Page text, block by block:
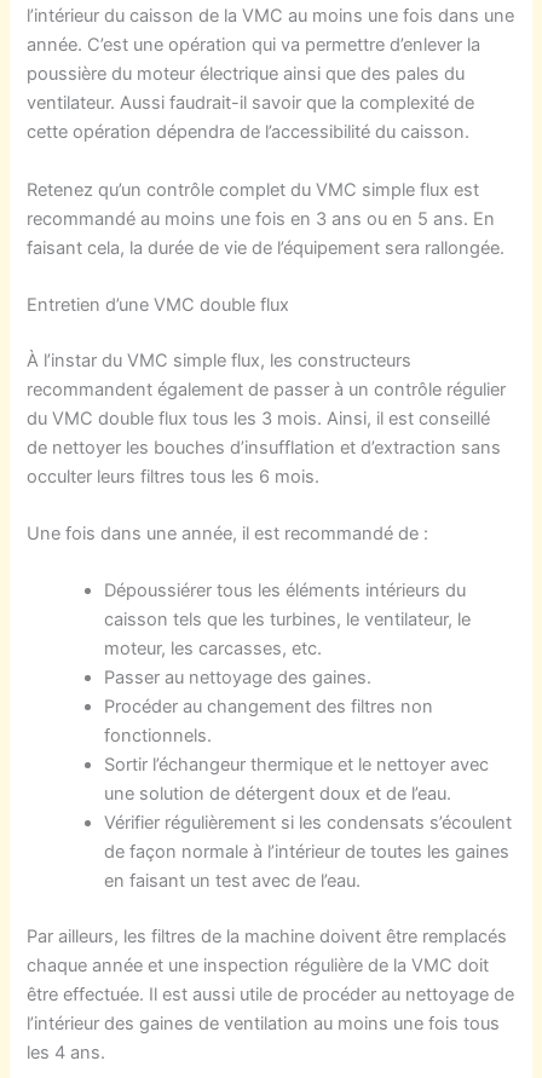
l’intérieur du caisson de la VMC au moins une fois dans une
année. C’est une opération qui va permettre d’enlever la
poussière du moteur électrique ainsi que des pales du
ventilateur. Aussi faudrait-il savoir que la complexité de
cette opération dépendra de l’accessibilité du caisson.
Retenez qu’un contrôle complet du VMC simple flux est
recommandé au moins une fois en 3 ans ou en 5 ans. En
faisant cela, la durée de vie de l’équipement sera rallongée.
Entretien d’une VMC double flux
À l’instar du VMC simple flux, les constructeurs
recommandent également de passer à un contrôle régulier
du VMC double flux tous les 3 mois. Ainsi, il est conseillé
de nettoyer les bouches d’insufflation et d’extraction sans
occulter leurs filtres tous les 6 mois.
Une fois dans une année, il est recommandé de :
Dépoussiérer tous les éléments intérieurs du
caisson tels que les turbines, le ventilateur, le
moteur, les carcasses, etc.
Passer au nettoyage des gaines.
Procéder au changement des filtres non
fonctionnels.
Sortir l’échangeur thermique et le nettoyer avec
une solution de détergent doux et de l’eau.
Vérifier régulièrement si les condensats s’écoulent
de façon normale à l’intérieur de toutes les gaines
en faisant un test avec de l’eau.
Par ailleurs, les filtres de la machine doivent être remplacés
chaque année et une inspection régulière de la VMC doit
être effectuée. Il est aussi utile de procéder au nettoyage de
l’intérieur des gaines de ventilation au moins une fois tous
les 4 ans.